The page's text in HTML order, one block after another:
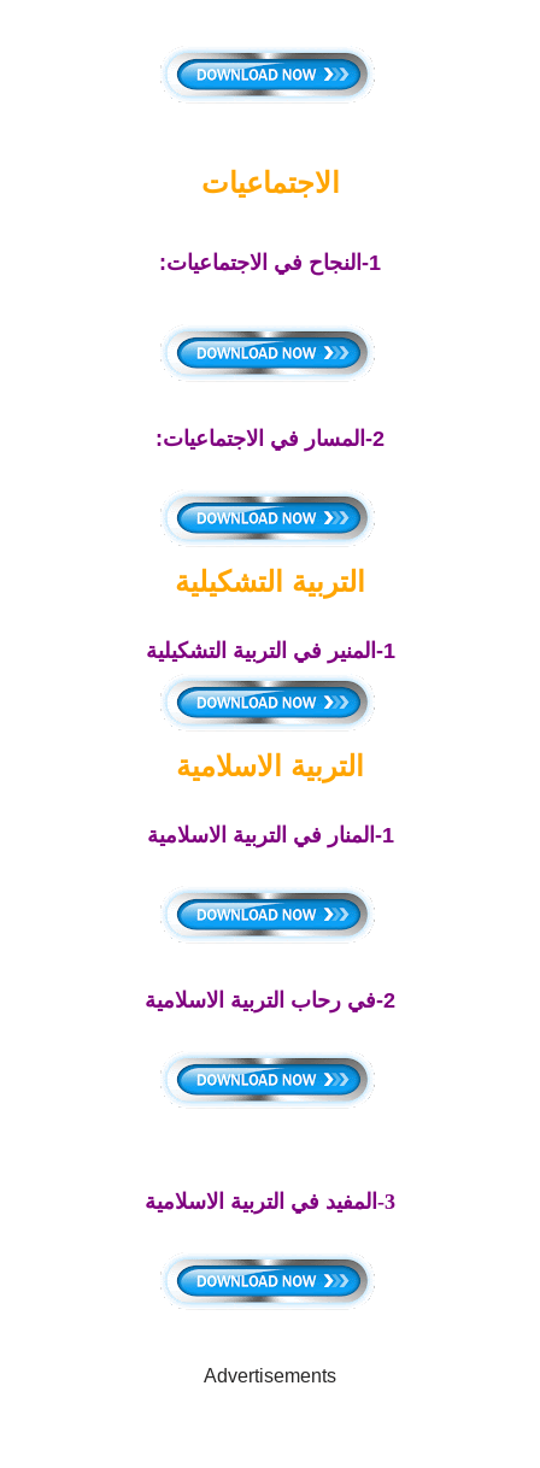
الاجتماعيات
1-النجاح في الاجتماعيات:
2-المسار في الاجتماعيات:
التربية التشكيلية
1-المنير في التربية التشكيلية
التربية الاسلامية
1-المنار في التربية الاسلامية
2-في رحاب التربية الاسلامية
3-المفيد في التربية الاسلامية
Advertisements